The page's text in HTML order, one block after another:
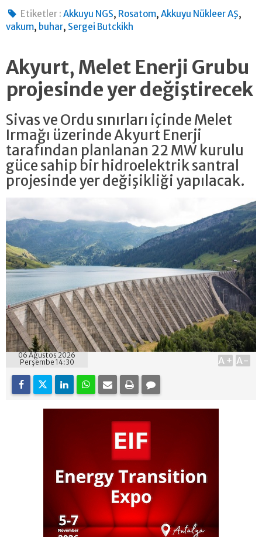
Etiketler : Akkuyu NGS, Rosatom,Akkuyu Nükleer AŞ,
vakum, buhar, Sergei Butckikh
Akyurt, Melet Enerji Grubu
projesinde yer değiştirecek
Sivas ve Ordu sınırları içinde Melet
Irmağı üzerinde Akyurt Enerji
tarafından planlanan 22 MW kurulu
güce sahip bir hidroelektrik santral
projesinde yer değişikliği yapılacak.
06 Ağustos 2026
Perşembe 14:30
A+ A-